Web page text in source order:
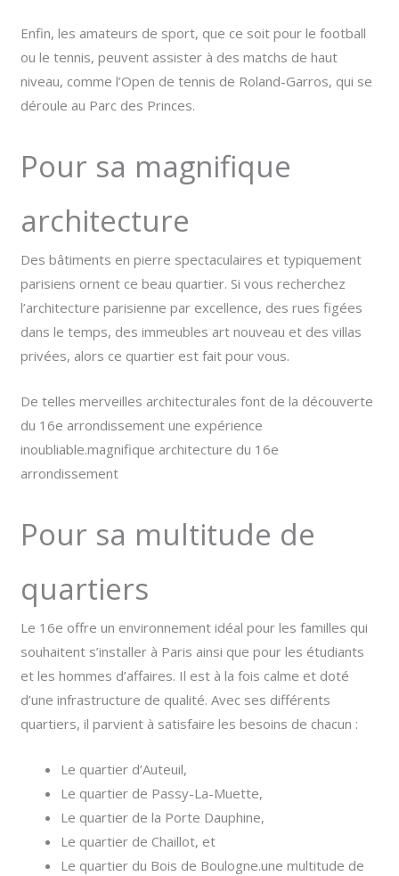
Enfin, les amateurs de sport, que ce soit pour le football
ou le tennis, peuvent assister à des matchs de haut
niveau, comme l’Open de tennis de Roland-Garros, qui se
déroule au Parc des Princes.
Pour sa magnifique
architecture
Des bâtiments en pierre spectaculaires et typiquement
parisiens ornent ce beau quartier. Si vous recherchez
l’architecture parisienne par excellence, des rues figées
dans le temps, des immeubles art nouveau et des villas
privées, alors ce quartier est fait pour vous.
De telles merveilles architecturales font de la découverte
du 16e arrondissement une expérience
inoubliable.magnifique architecture du 16e
arrondissement
Pour sa multitude de
quartiers
Le 16e offre un environnement idéal pour les familles qui
souhaitent s’installer à Paris ainsi que pour les étudiants
et les hommes d’affaires. Il est à la fois calme et doté
d’une infrastructure de qualité. Avec ses différents
quartiers, il parvient à satisfaire les besoins de chacun :
Le quartier d’Auteuil,
Le quartier de Passy-La-Muette,
Le quartier de la Porte Dauphine,
Le quartier de Chaillot, et
Le quartier du Bois de Boulogne.une multitude de